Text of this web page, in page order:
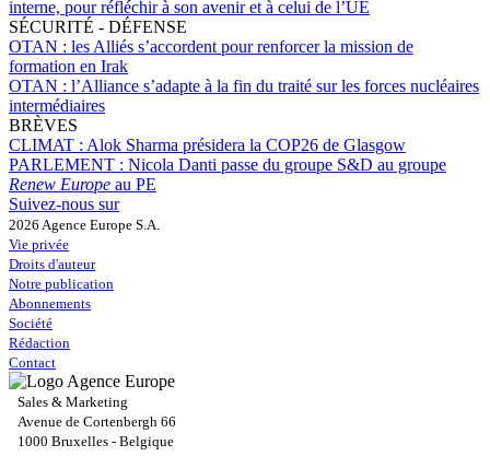
interne, pour réfléchir à son avenir et à celui de l’UE
SÉCURITÉ - DÉFENSE
OTAN : les Alliés s’accordent pour renforcer la mission de
formation en Irak
OTAN : l’Alliance s’adapte à la fin du traité sur les forces nucléaires
intermédiaires
BRÈVES
CLIMAT : Alok Sharma présidera la COP26 de Glasgow
PARLEMENT : Nicola Danti passe du groupe S&D au groupe
Renew Europe au PE
Suivez-nous sur
2026 Agence Europe S.A.
Vie privée
Droits d'auteur
Notre publication
Abonnements
Société
Rédaction
Contact
Sales & Marketing
Avenue de Cortenbergh 66
1000 Bruxelles - Belgique